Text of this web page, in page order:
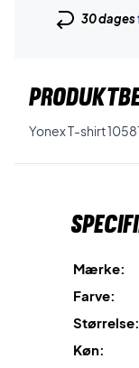
30 dages
Yonex T-shirt
Mærke:
Farve:
Størrelse:
Køn: